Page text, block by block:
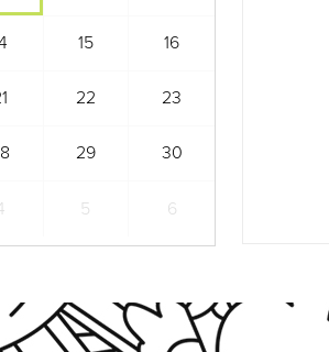
15 16
22 23
29 30
5 6